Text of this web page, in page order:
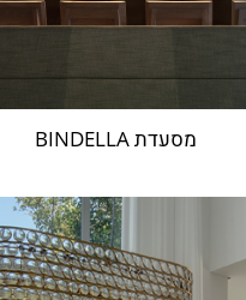
מסעדת BINDELLA